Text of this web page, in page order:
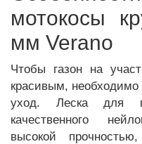
мотокосы
мм Verano
Чтобы газон на
красивым,
уход. Леска для
качественного
высокой